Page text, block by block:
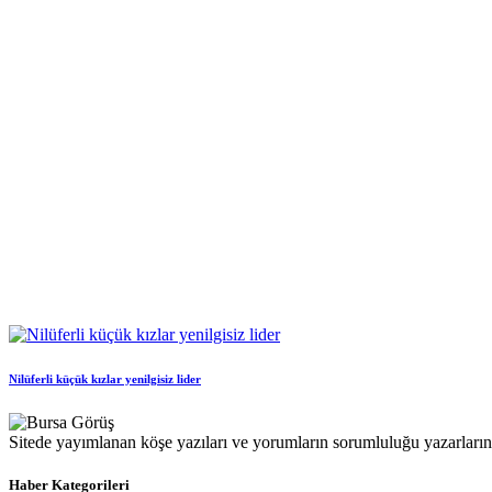
Nilüferli küçük kızlar yenilgisiz lider
Sitede yayımlanan köşe yazıları ve yorumların sorumluluğu
Haber Kategorileri